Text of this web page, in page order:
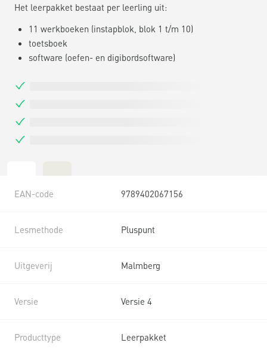
Het leerpakket bestaat per leerling uit:
11 werkboeken (instapblok, blok 1 t/m 10)
toetsboek
software (oefen- en digibordsoftware)
EAN-code 9789402067156
Lesmethode Pluspunt
Uitgeverij Malmberg
Versie Versie 4
Producttype Leerpakket